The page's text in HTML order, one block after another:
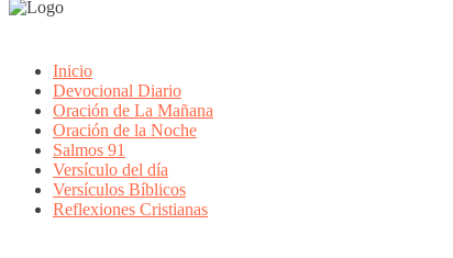
Inicio
Devocional Diario
Oración de La Mañana
Oración de la Noche
Salmos 91
Versículo del día
Versículos Bíblicos
Reflexiones Cristianas